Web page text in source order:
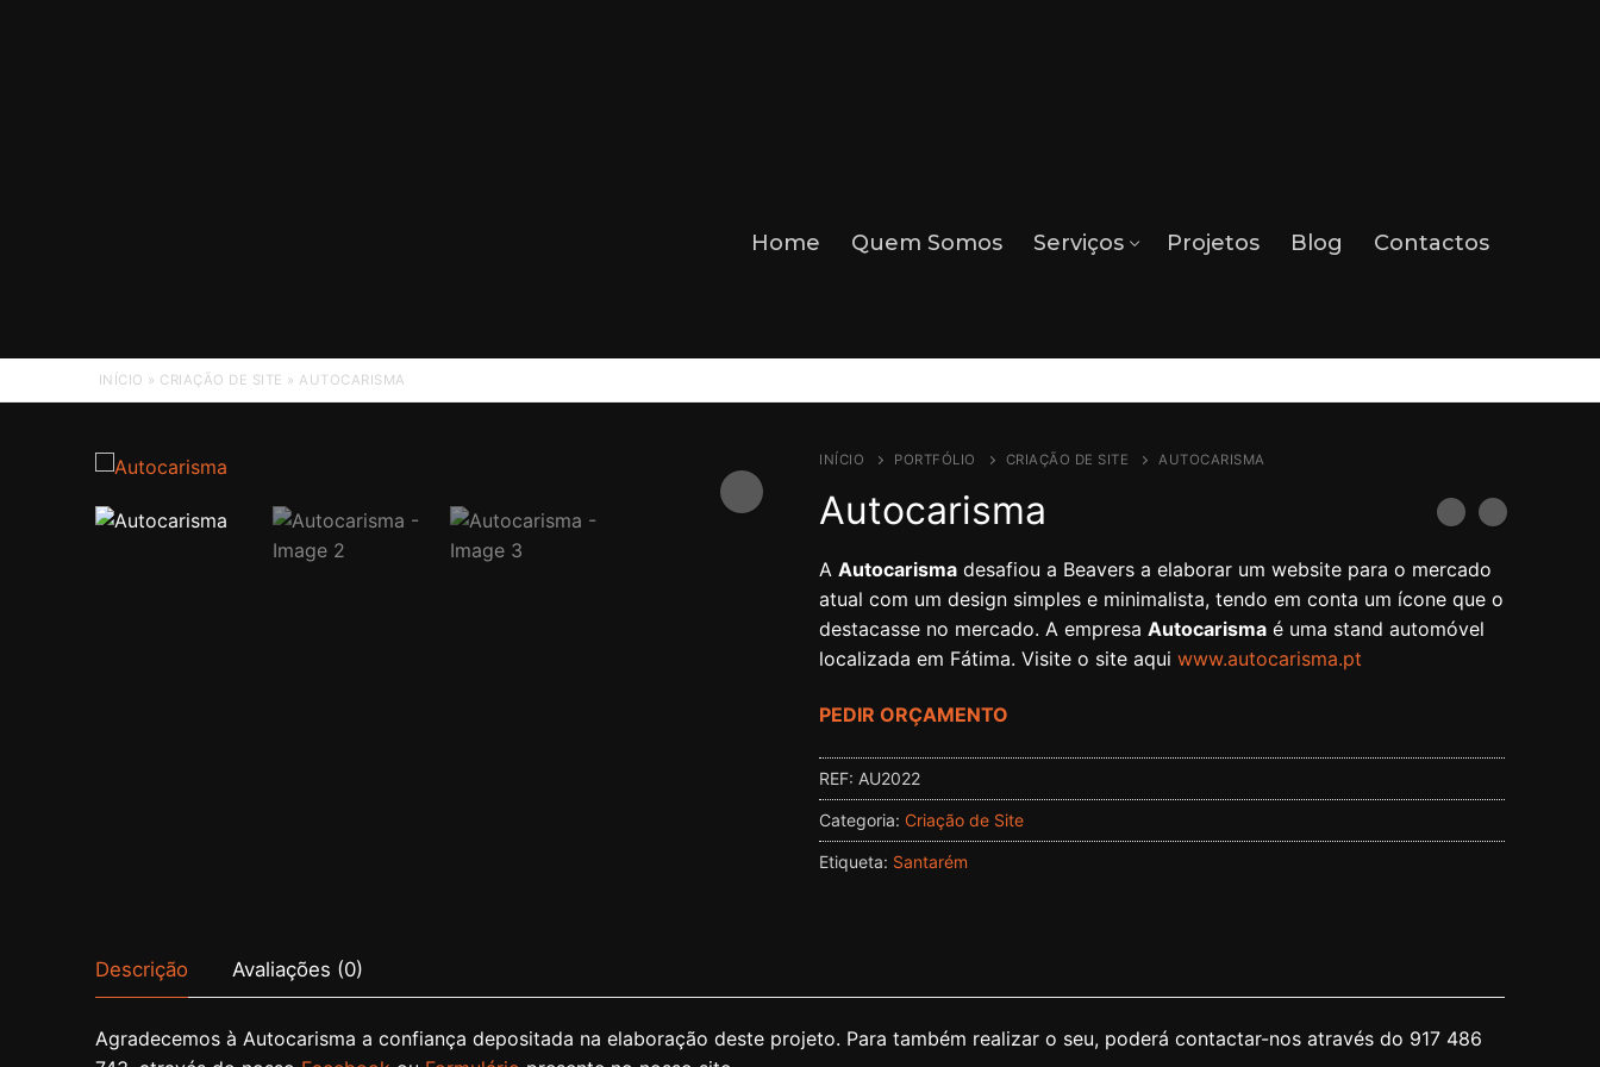
Home Quem Somos Serviços Projetos Blog Contactos
INÍCIO » CRIAÇÃO DE SITE »AUTOCARISMA
INÍCIO PORTFÓLIO CRIAÇÃO DE SITE AUTOCARISMA
Autocarisma
A Autocarisma desafiou a Beavers a elaborar um website para o mercado
atual com um design simples e minimalista, tendo em conta um ícone que o
destacasse no mercado. A empresa Autocarisma é uma stand automóvel
localizada em Fátima. Visite o site aqui www.autocarisma.pt
PEDIR ORÇAMENTO
REF: AU2022
Categoria: Criação de Site
Etiqueta: Santarém
Descrição Avaliações (0)
Agradecemos à Autocarisma a confiança depositada na elaboração deste projeto. Para também realizar o seu, poderá contactar-nos através do 917 486